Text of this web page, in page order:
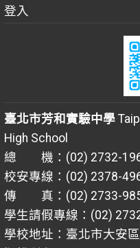
登入
臺北市芳和實驗中學
High School
總 機：(02) 2732-
校安專線：(02) 2378-
傳 真：(02) 2733-
學生請假專線：(02)
學校地址：臺北市大安